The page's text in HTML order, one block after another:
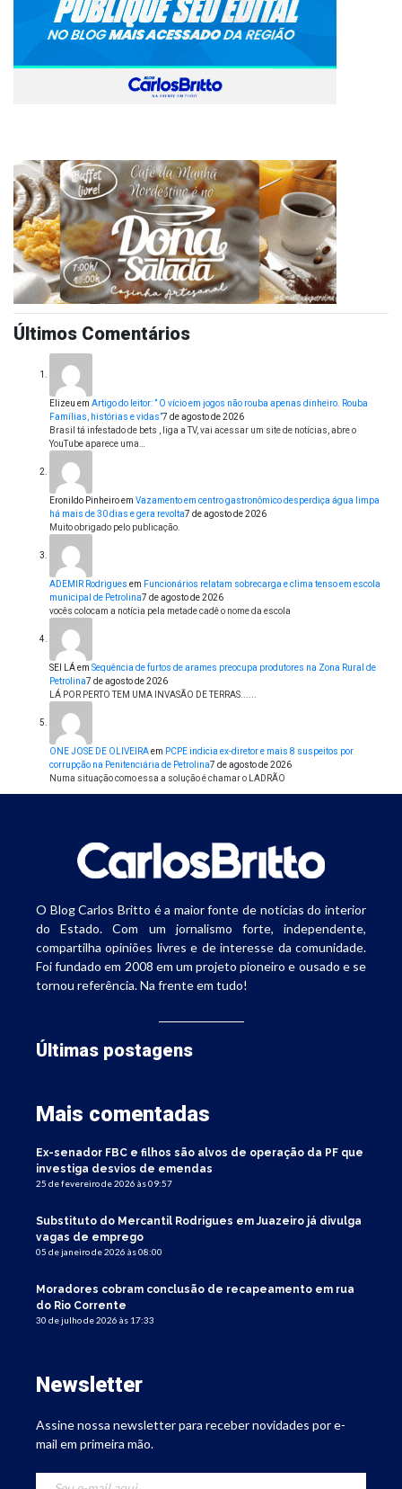
Últimos Comentários
Elizeu em Artigo do leitor: ” O vício em jogos não rouba apenas dinheiro. Rouba
Famílias, histórias e vidas”7 de agosto de 2026
Brasil tá infestado de bets , liga a TV, vai acessar um site de notícias, abre o
YouTube aparece uma…
Eronildo Pinheiroem Vazamento em centro gastronômico desperdiça água limpa
há mais de 30 dias e gera revolta7 de agosto de 2026
Muito obrigado pelo publicação.
ADEMIR Rodrigues em Funcionários relatam sobrecarga e clima tenso em escola
municipal de Petrolina7 de agosto de 2026
vocês colocam a notícia pela metade cadê o nome da escola
SEI LÁem Sequência de furtos de arames preocupa produtores na Zona Rural de
Petrolina7 de agosto de 2026
LÁ POR PERTO TEM UMA INVASÃO DE TERRAS......
ONE JOSE DE OLIVEIRAem PCPE indicia ex-diretor e mais 8 suspeitos por
corrupção na Penitenciária de Petrolina7 de agosto de 2026
Numa situação como essa a solução é chamar o LADRÃO
O Blog Carlos Britto é a maior fonte de notícias do interior
do Estado. Com um jornalismo forte, independente,
compartilha opiniões livres e de interesse da comunidade.
Foi fundado em 2008 em um projeto pioneiro e ousado e se
tornou referência. Na frente em tudo!
Últimas postagens
Mais comentadas
Ex-senador FBC e filhos são alvos de operação da PF que
investiga desvios de emendas
25 de fevereiro de 2026 às 09:57
Substituto do Mercantil Rodrigues em Juazeiro já divulga
vagas de emprego
05 de janeiro de 2026 às 08:00
Moradores cobram conclusão de recapeamento em rua
do Rio Corrente
30 de julho de 2026 às 17:33
Newsletter
Assine nossa newsletter para receber novidades por e-
mail em primeira mão.